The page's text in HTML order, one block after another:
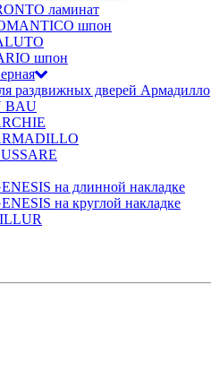
ламинат
шпон
шпон
раздвижных дверей Армадилло
BAU
на длинной накладке
на круглой накладке